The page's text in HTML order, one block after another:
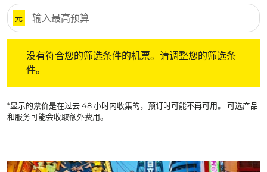
元
没有符合您的筛选条件的机票。请调整您的筛选条
件。
*显示的票价是在过去 48 小时内收集的，预订时可能不再可用。 可选产品
和服务可能会收取额外费用。